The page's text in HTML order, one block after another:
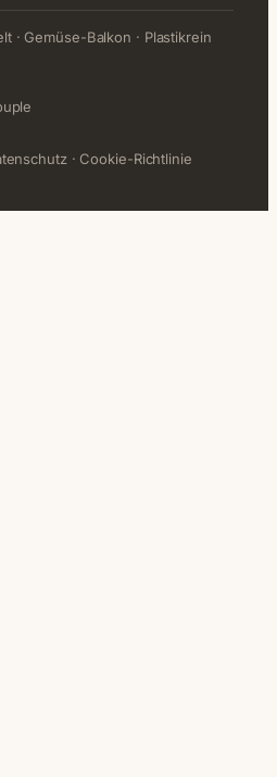
· Gemüse-Balkon · Plastikrein
· Cookie-Richtlinie